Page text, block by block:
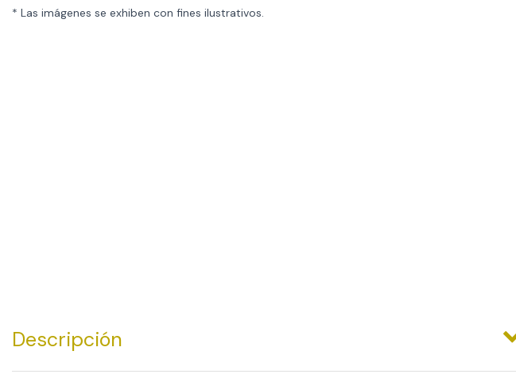
* Las imágenes se exhiben con fines ilustrativos.
Descripción